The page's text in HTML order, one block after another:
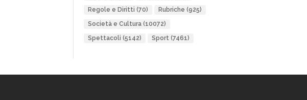
Regole e Diritti (70) Rubriche (925)
Società e Cultura(10072)
Spettacoli (5142) Sport(7461)